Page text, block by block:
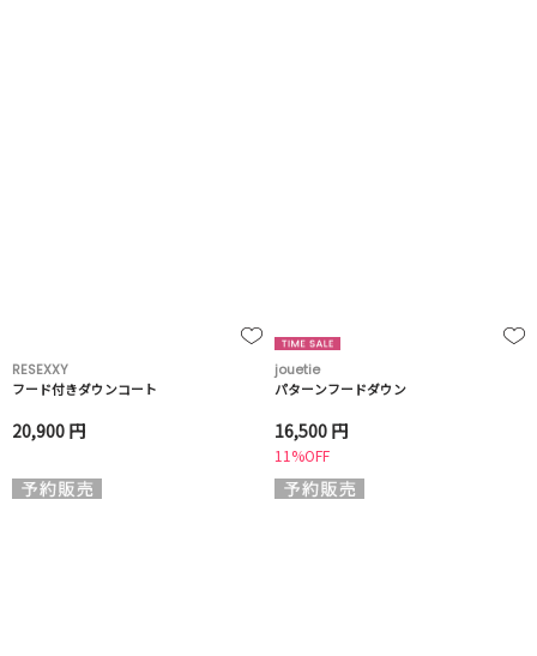
RESEXXY
フード付きダウンコート
20,900 円
jouetie
パターンフードダウン
16,500 円
11%OFF